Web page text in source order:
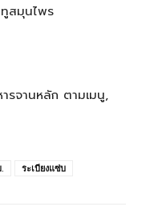
สมุนไพร
ารจานหลัก ตามเมนู,
ระเบียงแซ่บ